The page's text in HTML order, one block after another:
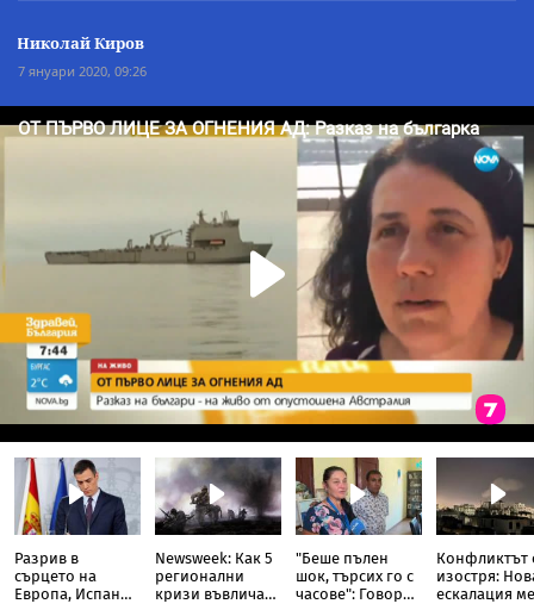
Николай Киров
7 януари 2020, 09:26
Разрив в
сърцето на
Европа, Испания
Newsweek: Как 5
регионални
кризи въвличат
"Беше пълен
шок, търсих го с
часове": Говори
Конфликтът
изостря:
ескалация